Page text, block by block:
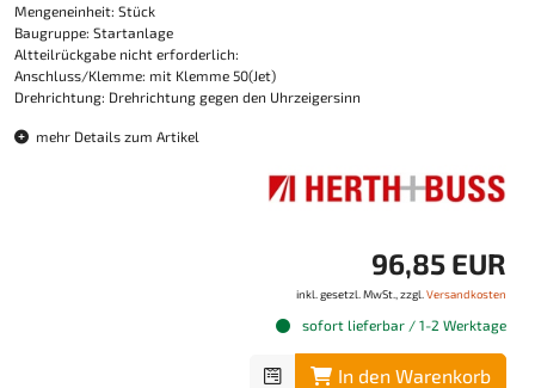
Mengeneinheit: Stück
Baugruppe: Startanlage
Altteilrückgabe nicht erforderlich:
Anschluss/Klemme: mit Klemme 50(Jet)
Drehrichtung: Drehrichtung gegen den Uhrzeigersinn
mehr Details zum Artikel
96,85 EUR
inkl. gesetzl. MwSt., zzgl. Versandkosten
sofort lieferbar / 1-2 Werktage
In den Warenkorb